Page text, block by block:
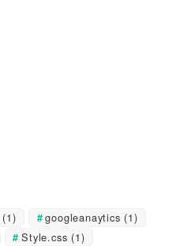
(1) googleanaytics (1)
Style.css (1)